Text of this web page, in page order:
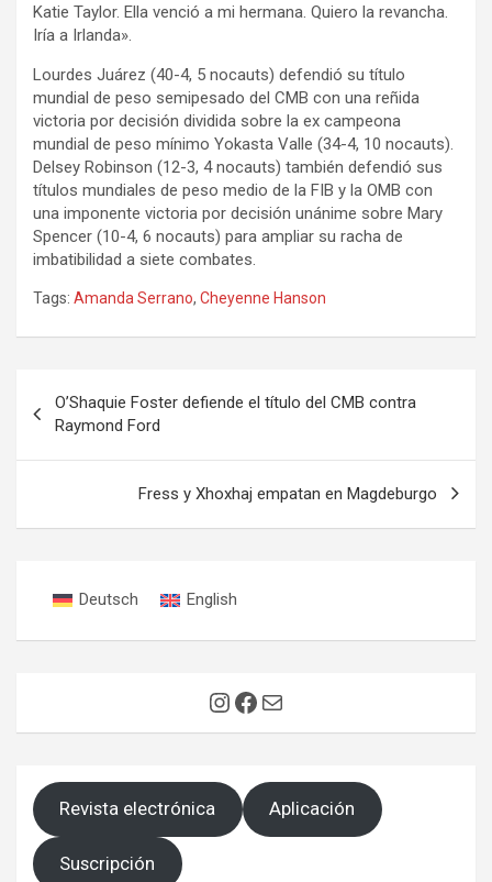
Katie Taylor. Ella venció a mi hermana. Quiero la revancha.
Iría a Irlanda».
Lourdes Juárez (40-4, 5 nocauts) defendió su título
mundial de peso semipesado del CMB con una reñida
victoria por decisión dividida sobre la ex campeona
mundial de peso mínimo Yokasta Valle (34-4, 10 nocauts).
Delsey Robinson (12-3, 4 nocauts) también defendió sus
títulos mundiales de peso medio de la FIB y la OMB con
una imponente victoria por decisión unánime sobre Mary
Spencer (10-4, 6 nocauts) para ampliar su racha de
imbatibilidad a siete combates.
Tags: Amanda Serrano, Cheyenne Hanson
de
entradas
O’Shaquie Foster defiende el título del CMB contra
Raymond Ford
Fress y Xhoxhaj empatan en Magdeburgo
Deutsch English
Instagram
Facebook
Correo electrónico
Revista electrónica Aplicación
Suscripción